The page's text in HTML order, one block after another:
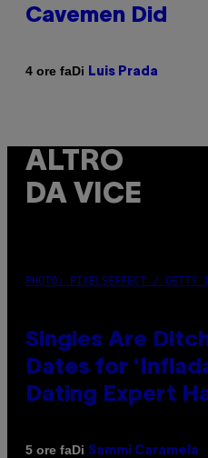
Cavemen Did
4 ore faDi Luis Prada
ALTRO
DA VICE
PHOTO: PIXELSEFFECT / GETTY
Singles Are
Dates for
Dating Expert
5 ore faDi Sammi Caramela